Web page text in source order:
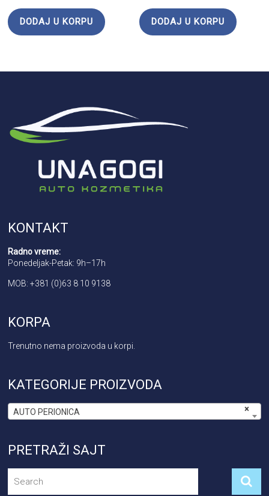
DODAJ U KORPU DODAJ U KORPU
KONTAKT
Radno vreme:
Ponedeljak-Petak: 9h–17h
MOB: +381 (0)63 8 10 9138
KORPA
Trenutno nema proizvoda u korpi.
KATEGORIJE PROIZVODA
×
AUTO PERIONICA
PRETRAŽI SAJT